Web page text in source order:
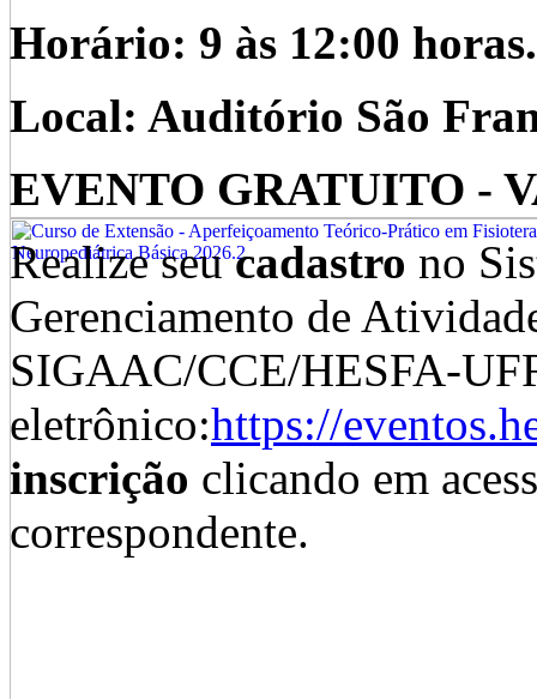
Horário: 9 às 12:00 horas.
Local: Auditório São
EVENTO GRATUITO -
Realize seucadastro no
Gerenciamento de
SIGAAC/CCE/HESFA-
eletrônico:https://
inscrição clicando em
correspondente.